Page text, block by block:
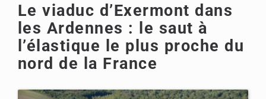
Le viaduc d’Exermont dans
les Ardennes : le saut à
l’élastique le plus proche du
nord de la France